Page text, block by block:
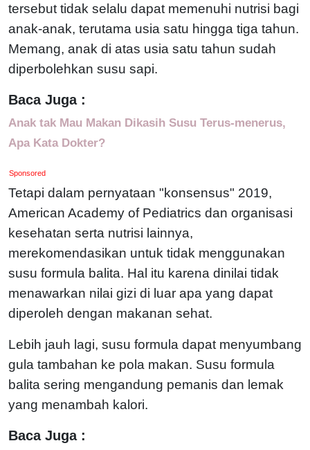
tersebut tidak selalu dapat memenuhi nutrisi bagi
anak-anak, terutama usia satu hingga tiga tahun.
Memang, anak di atas usia satu tahun sudah
diperbolehkan susu sapi.
Baca Juga :
Anak tak Mau Makan Dikasih Susu Terus-menerus,
Apa Kata Dokter?
Sponsored
Tetapi dalam pernyataan "konsensus" 2019,
American Academy of Pediatrics dan organisasi
kesehatan serta nutrisi lainnya,
merekomendasikan untuk tidak menggunakan
susu formula balita. Hal itu karena dinilai tidak
menawarkan nilai gizi di luar apa yang dapat
diperoleh dengan makanan sehat.
Lebih jauh lagi, susu formula dapat menyumbang
gula tambahan ke pola makan. Susu formula
balita sering mengandung pemanis dan lemak
yang menambah kalori.
Baca Juga :